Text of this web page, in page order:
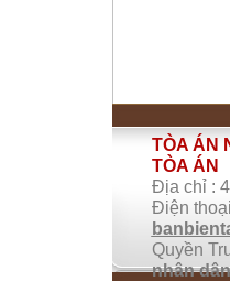
TÒA ÁN
TÒA ÁN
Địa chỉ :
Điện
Quyền
nhân